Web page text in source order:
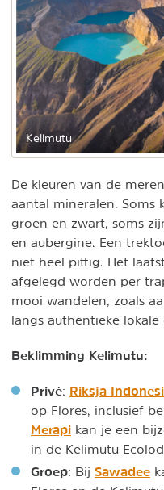
Kelimutu
De kleuren van de
aantal mineralen. Soms
groen en zwart, soms
en aubergine. Een
niet heel pittig. Het
afgelegd worden per
mooi wandelen, zoals
langs authentieke lokale
Beklimming Kelimutu:
Privé: Riksja
op Flores, inclusief
Merapi kan je een
in de Kelimutu
Groep: Bij Sawadee